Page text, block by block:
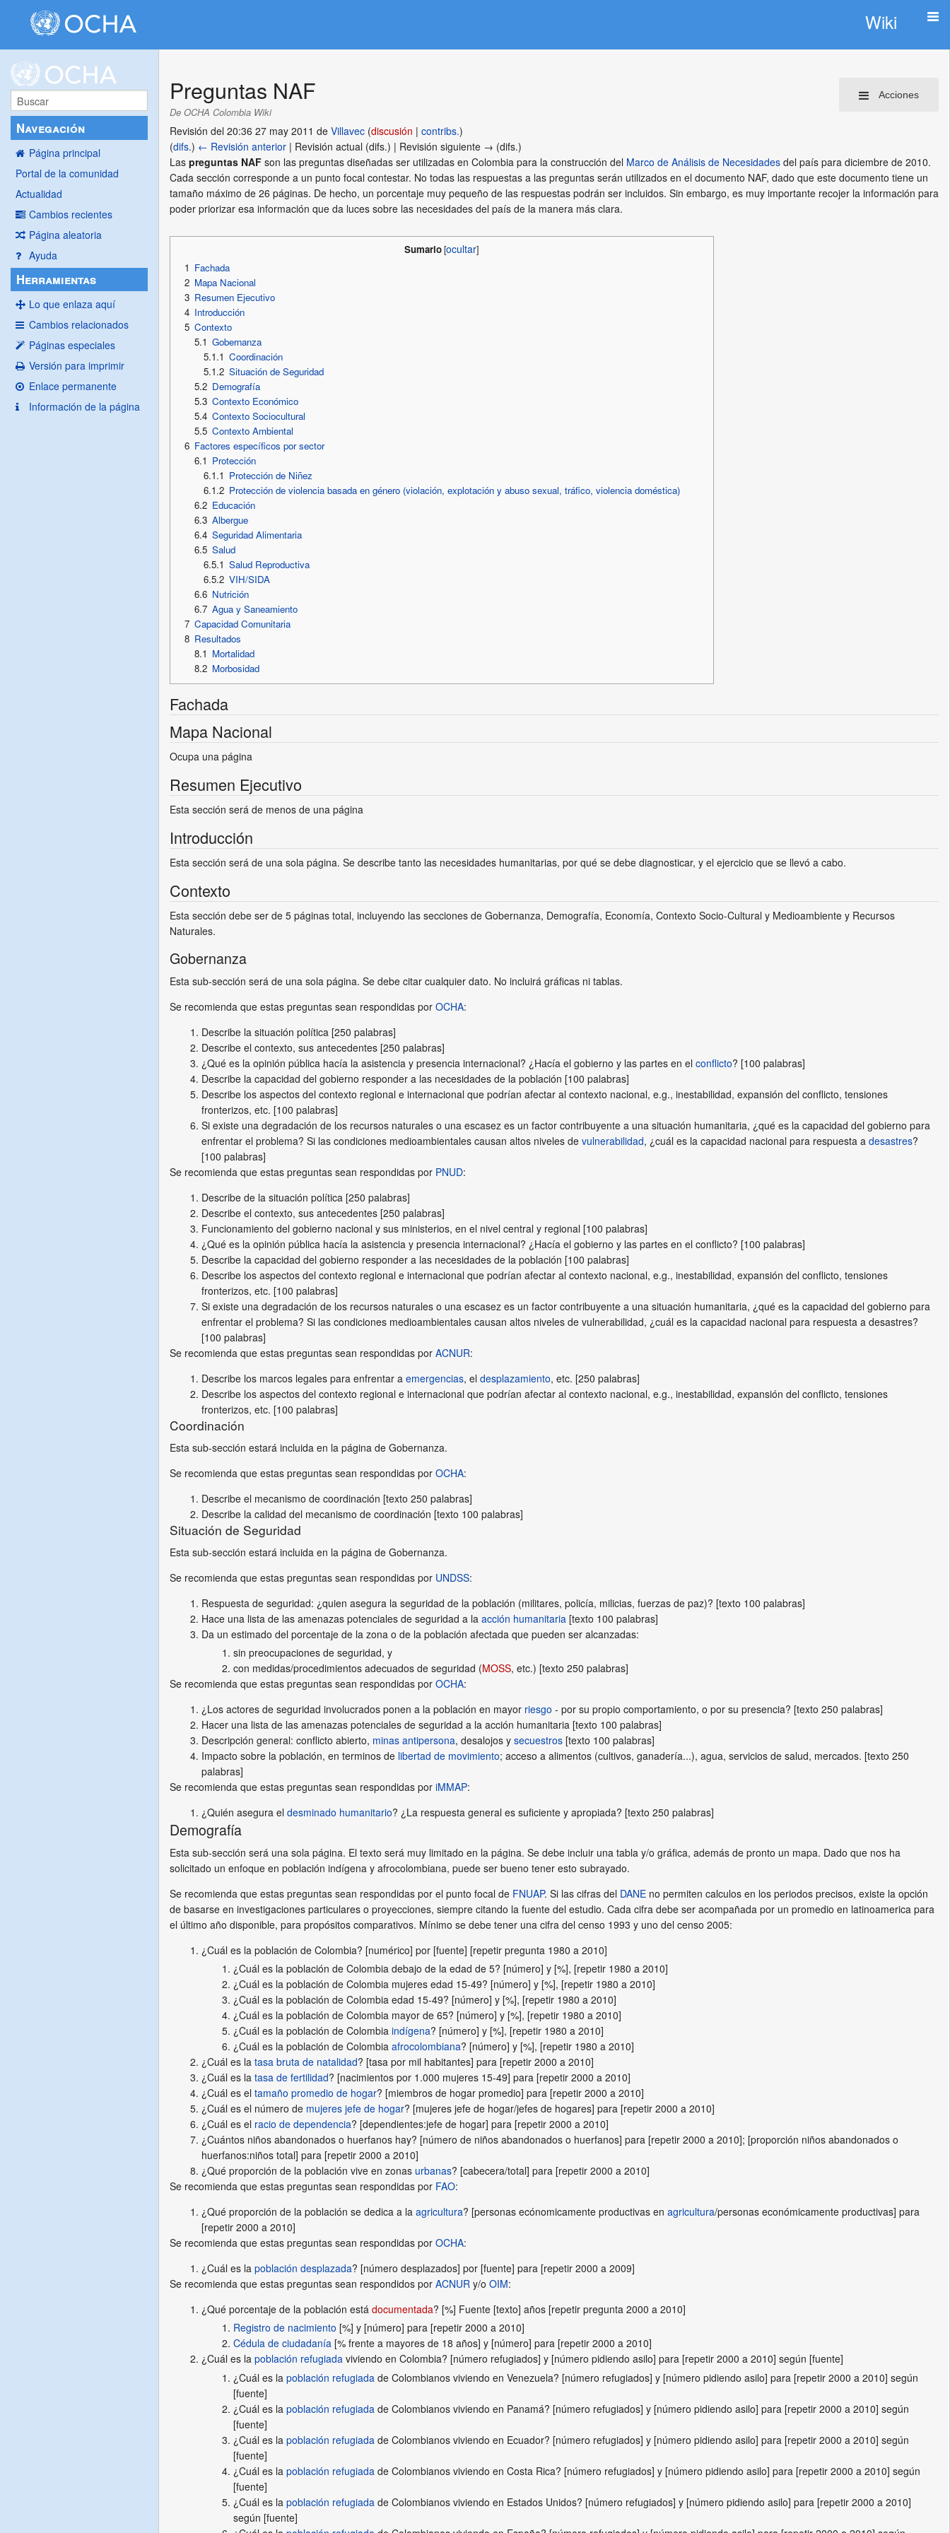
Wiki
Navegación
Página principal
Portal de la comunidad
Actualidad
Cambios recientes
Página aleatoria
Ayuda
Herramientas
Lo que enlaza aquí
Cambios relacionados
Páginas especiales
Versión para imprimir
Enlace permanente
Información de la página
Acciones
Preguntas NAF
De OCHA Colombia Wiki
Revisión del 20:36 27 may 2011 deVillavec (discusión |contribs.)
(difs.) ← Revisión anterior | Revisión actual (difs.) | Revisión siguiente → (difs.)
Laspreguntas NAF son las preguntas diseñadas ser utilizadas en Colombia para la construcción del Marco de Análisis de Necesidades del país para diciembre de 2010.
Cada sección corresponde a un punto focal contestar. No todas las respuestas a las preguntas serán utilizados en el documento NAF, dado que este documento tiene un
tamaño máximo de 26 páginas. De hecho, un porcentaje muy pequeño de las respuestas podrán ser incluidos. Sin embargo, es muy importante recojer la información para
poder priorizar esa información que da luces sobre las necesidades del país de la manera más clara.
Sumario
1 Fachada
2 Mapa Nacional
3 Resumen Ejecutivo
4 Introducción
5 Contexto
5.1 Gobernanza
5.1.1 Coordinación
5.1.2 Situación de Seguridad
5.2 Demografía
5.3 Contexto Económico
5.4 Contexto Sociocultural
5.5 Contexto Ambiental
6 Factores específicos por sector
6.1 Protección
6.1.1 Protección de Niñez
6.1.2 Protección de violencia basada en género (violación, explotación y abuso sexual, tráfico, violencia doméstica)
6.2 Educación
6.3 Albergue
6.4 Seguridad Alimentaria
6.5 Salud
6.5.1 Salud Reproductiva
6.5.2 VIH/SIDA
6.6 Nutrición
6.7 Agua y Saneamiento
7 Capacidad Comunitaria
8 Resultados
8.1 Mortalidad
8.2 Morbosidad
Fachada
Mapa Nacional
Ocupa una página
Resumen Ejecutivo
Esta sección será de menos de una página
Introducción
Esta sección será de una sola página. Se describe tanto las necesidades humanitarias, por qué se debe diagnosticar, y el ejercicio que se llevó a cabo.
Contexto
Esta sección debe ser de 5 páginas total, incluyendo las secciones de Gobernanza, Demografía, Economía, Contexto Socio-Cultural y Medioambiente y Recursos
Naturales.
Gobernanza
Esta sub-sección será de una sola página. Se debe citar cualquier dato. No incluirá gráficas ni tablas.
Se recomienda que estas preguntas sean respondidas porOCHA:
Describe la situación política [250 palabras]
Describe el contexto, sus antecedentes [250 palabras]
¿Qué es la opinión pública hacía la asistencia y presencia internacional? ¿Hacía el gobierno y las partes en el conflicto? [100 palabras]
Describe la capacidad del gobierno responder a las necesidades de la población [100 palabras]
Describe los aspectos del contexto regional e internacional que podrían afectar al contexto nacional, e.g., inestabilidad, expansión del conflicto, tensiones
fronterizos, etc. [100 palabras]
Si existe una degradación de los recursos naturales o una escasez es un factor contribuyente a una situación humanitaria, ¿qué es la capacidad del gobierno para
enfrentar el problema? Si las condiciones medioambientales causan altos niveles de vulnerabilidad, ¿cuál es la capacidad nacional para respuesta a desastres?
[100 palabras]
Se recomienda que estas preguntas sean respondidas por PNUD:
Describe de la situación política [250 palabras]
Describe el contexto, sus antecedentes [250 palabras]
Funcionamiento del gobierno nacional y sus ministerios, en el nivel central y regional [100 palabras]
¿Qué es la opinión pública hacía la asistencia y presencia internacional? ¿Hacía el gobierno y las partes en el conflicto? [100 palabras]
Describe la capacidad del gobierno responder a las necesidades de la población [100 palabras]
Describe los aspectos del contexto regional e internacional que podrían afectar al contexto nacional, e.g., inestabilidad, expansión del conflicto, tensiones
fronterizos, etc. [100 palabras]
Si existe una degradación de los recursos naturales o una escasez es un factor contribuyente a una situación humanitaria, ¿qué es la capacidad del gobierno para
enfrentar el problema? Si las condiciones medioambientales causan altos niveles de vulnerabilidad, ¿cuál es la capacidad nacional para respuesta a desastres?
[100 palabras]
Se recomienda que estas preguntas sean respondidas porACNUR:
Describe los marcos legales para enfrentar a emergencias, el desplazamiento, etc. [250 palabras]
Describe los aspectos del contexto regional e internacional que podrían afectar al contexto nacional, e.g., inestabilidad, expansión del conflicto, tensiones
fronterizos, etc. [100 palabras]
Coordinación
Esta sub-sección estará incluida en la página de Gobernanza.
Se recomienda que estas preguntas sean respondidas porOCHA:
Describe el mecanismo de coordinación [texto 250 palabras]
Describe la calidad del mecanismo de coordinación [texto 100 palabras]
Situación de Seguridad
Esta sub-sección estará incluida en la página de Gobernanza.
Se recomienda que estas preguntas sean respondidas por UNDSS:
Respuesta de seguridad: ¿quien asegura la seguridad de la población (militares, policía, milicias, fuerzas de paz)? [texto 100 palabras]
Hace una lista de las amenazas potenciales de seguridad a la acción humanitaria [texto 100 palabras]
Da un estimado del porcentaje de la zona o de la población afectada que pueden ser alcanzadas:
sin preocupaciones de seguridad, y
con medidas/procedimientos adecuados de seguridad (MOSS, etc.) [texto 250 palabras]
Se recomienda que estas preguntas sean respondidas porOCHA:
¿Los actores de seguridad involucrados ponen a la población en mayor riesgo - por su propio comportamiento, o por su presencia? [texto 250 palabras]
Hacer una lista de las amenazas potenciales de seguridad a la acción humanitaria [texto 100 palabras]
Descripción general: conflicto abierto, minas antipersona, desalojos y secuestros[texto 100 palabras]
Impacto sobre la población, en terminos de libertad de movimiento; acceso a alimentos (cultivos, ganadería...), agua, servicios de salud, mercados. [texto 250
palabras]
Se recomienda que estas preguntas sean respondidas poriMMAP:
¿Quién asegura el desminado humanitario? ¿La respuesta general es suficiente y apropiada? [texto 250 palabras]
Demografía
Esta sub-sección será una sola página. El texto será muy limitado en la página. Se debe incluir una tabla y/o gráfica, además de pronto un mapa. Dado que nos ha
solicitado un enfoque en población indígena y afrocolombiana, puede ser bueno tener esto subrayado.
Se recomienda que estas preguntas sean respondidas por el punto focal de FNUAP. Si las cifras del DANE no permiten calculos en los periodos precisos, existe la opción
de basarse en investigaciones particulares o proyecciones, siempre citando la fuente del estudio. Cada cifra debe ser acompañada por un promedio en latinoamerica para
el último año disponible, para propósitos comparativos. Mínimo se debe tener una cifra del censo 1993 y uno del censo 2005:
¿Cuál es la población de Colombia? [numérico] por [fuente] [repetir pregunta 1980 a 2010]
¿Cuál es la población de Colombia debajo de la edad de 5? [número] y [%], [repetir 1980 a 2010]
¿Cuál es la población de Colombia mujeres edad 15-49? [número] y [%], [repetir 1980 a 2010]
¿Cuál es la población de Colombia edad 15-49? [número] y [%], [repetir 1980 a 2010]
¿Cuál es la población de Colombia mayor de 65? [número] y [%], [repetir 1980 a 2010]
¿Cuál es la población de Colombia indígena? [número] y [%], [repetir 1980 a 2010]
¿Cuál es la población de Colombia afrocolombiana? [número] y [%], [repetir 1980 a 2010]
¿Cuál es la tasa bruta de natalidad? [tasa por mil habitantes] para [repetir 2000 a 2010]
¿Cuál es la tasa de fertilidad? [nacimientos por 1.000 mujeres 15-49] para [repetir 2000 a 2010]
¿Cuál es el tamaño promedio de hogar? [miembros de hogar promedio] para [repetir 2000 a 2010]
¿Cuál es el número de mujeres jefe de hogar? [mujeres jefe de hogar/jefes de hogares] para [repetir 2000 a 2010]
¿Cuál es el racio de dependencia? [dependientes:jefe de hogar] para [repetir 2000 a 2010]
¿Cuántos niños abandonados o huerfanos hay? [número de niños abandonados o huerfanos] para [repetir 2000 a 2010]; [proporción niños abandonados o
huerfanos:niños total] para [repetir 2000 a 2010]
¿Qué proporción de la población vive en zonas urbanas? [cabecera/total] para [repetir 2000 a 2010]
Se recomienda que estas preguntas sean respondidas por FAO:
¿Qué proporción de la población se dedica a la agricultura? [personas ecónomicamente productivas en agricultura/personas económicamente productivas] para
[repetir 2000 a 2010]
Se recomienda que estas preguntas sean respondidas porOCHA:
¿Cuál es la población desplazada? [número desplazados] por [fuente] para [repetir 2000 a 2009]
Se recomienda que estas preguntas sean respondidos porACNUR y/oOIM:
¿Qué porcentaje de la población está documentada? [%] Fuente [texto] años [repetir pregunta 2000 a 2010]
Registro de nacimiento [%] y [número] para [repetir 2000 a 2010]
Cédula de ciudadanía[% frente a mayores de 18 años] y [número] para [repetir 2000 a 2010]
¿Cuál es la población refugiadaviviendo en Colombia? [número refugiados] y [número pidiendo asilo] para [repetir 2000 a 2010] según [fuente]
¿Cuál es la población refugiada de Colombianos viviendo en Venezuela? [número refugiados] y [número pidiendo asilo] para [repetir 2000 a 2010] según
[fuente]
¿Cuál es la población refugiada de Colombianos viviendo en Panamá? [número refugiados] y [número pidiendo asilo] para [repetir 2000 a 2010] según
[fuente]
¿Cuál es la población refugiada de Colombianos viviendo en Ecuador? [número refugiados] y [número pidiendo asilo] para [repetir 2000 a 2010] según
[fuente]
¿Cuál es la población refugiada de Colombianos viviendo en Costa Rica? [número refugiados] y [número pidiendo asilo] para [repetir 2000 a 2010] según
[fuente]
¿Cuál es la población refugiada de Colombianos viviendo en Estados Unidos? [número refugiados] y [número pidiendo asilo] para [repetir 2000 a 2010]
según [fuente]